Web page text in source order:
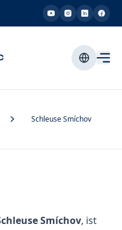
Schleuse Smíchov
Smíchov, ist